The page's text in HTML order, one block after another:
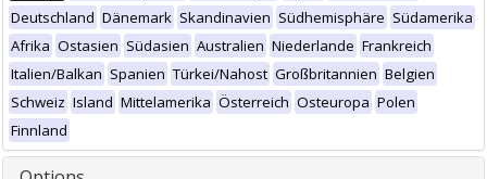
Deutschland Dänemark Skandinavien Südhemisphäre Südamerika
Afrika Ostasien Südasien Australien Niederlande Frankreich
Italien/Balkan Spanien Türkei/Nahost Großbritannien Belgien
Schweiz Island Mittelamerika Österreich Osteuropa Polen
Finnland